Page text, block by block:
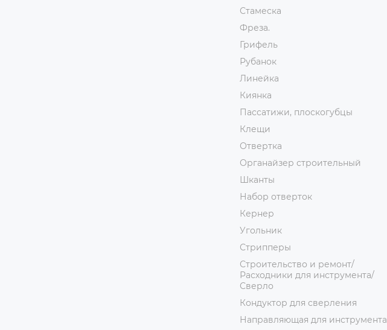
Стамеска
Фреза.
Грифель
Рубанок
Линейка
Киянка
Пассатижи, плоскогубцы
Клещи
Отвертка
Органайзер строительный
Шканты
Набор отверток
Кернер
Угольник
Стрипперы
Строительство и ремонт/
Расходники для инструмента/
Сверло
Кондуктор для сверления
Направляющая для инструмента